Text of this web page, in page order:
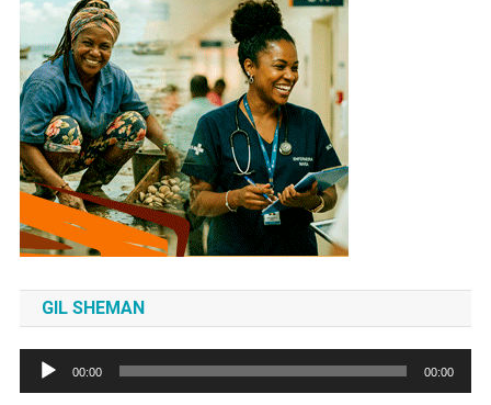
GIL SHEMAN
Tocador
00:00 00:00